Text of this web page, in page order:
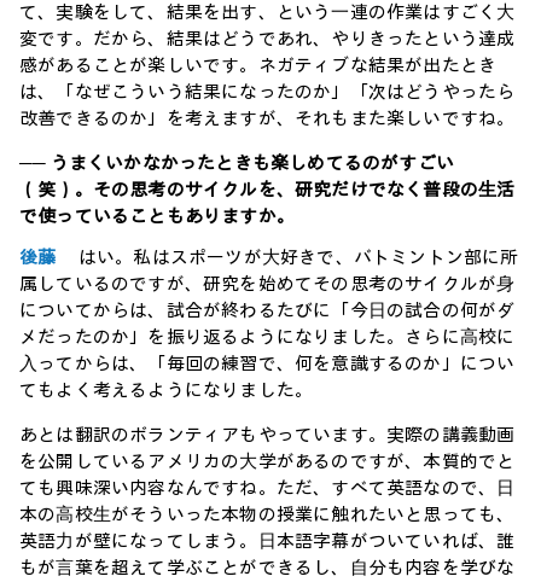
て、実験をして、結果を出す、という⼀連の作業はすごく⼤
変です。だから、結果はどうであれ、やりきったという達成
感があることが楽しいです。ネガティブな結果が出たとき
は、「なぜこういう結果になったのか」「次はどうやったら
改善できるのか」を考えますが、それもまた楽しいですね。
── うまくいかなかったときも楽しめてるのがすごい
（笑）。その思考のサイクルを、研究だけでなく普段の⽣活
で使っていることもありますか。
後藤 はい。私はスポーツが⼤好きで、バトミントン部に所
属しているのですが、研究を始めてその思考のサイクルが⾝
についてからは、試合が終わるたびに「今⽇の試合の何がダ
メだったのか」を振り返るようになりました。さらに⾼校に
⼊ってからは、「毎回の練習で、何を意識するのか」につい
てもよく考えるようになりました。
あとは翻訳のボランティアもやっています。実際の講義動画
を公開しているアメリカの⼤学があるのですが、本質的でと
ても興味深い内容なんですね。ただ、すべて英語なので、⽇
本の⾼校⽣がそういった本物の授業に触れたいと思っても、
英語⼒が壁になってしまう。⽇本語字幕がついていれば、誰
もが⾔葉を超えて学ぶことができるし、⾃分も内容を学びな